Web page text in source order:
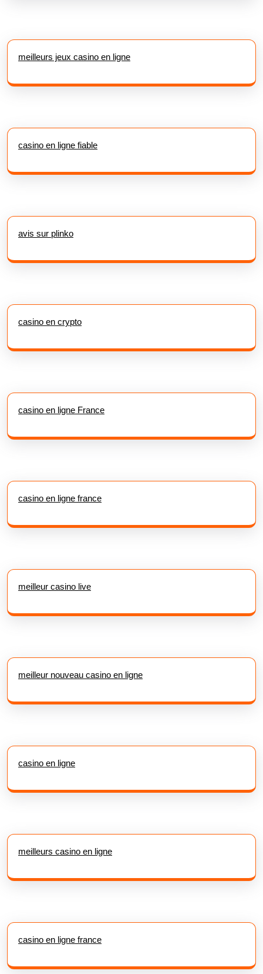
meilleurs jeux casino en ligne
casino en ligne fiable
avis sur plinko
casino en crypto
casino en ligne France
casino en ligne france
meilleur casino live
meilleur nouveau casino en ligne
casino en ligne
meilleurs casino en ligne
casino en ligne france